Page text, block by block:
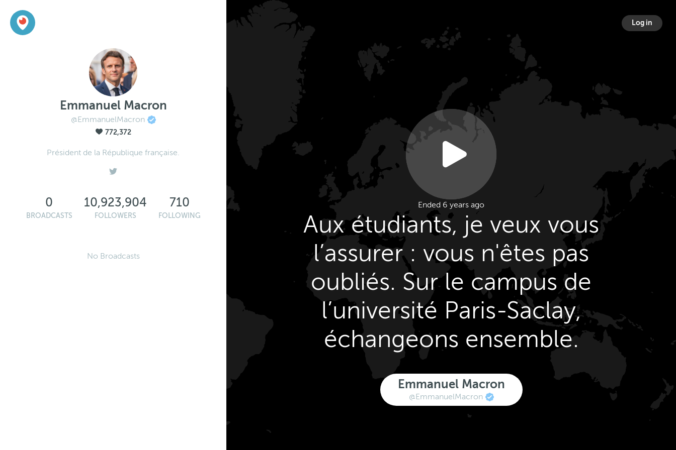
Emmanuel Macron
@EmmanuelMacron
772,372
Président de la République française.
0
BROADCASTS
10,923,904
FOLLOWERS
710
FOLLOWING
No Broadcasts
Ended 6 years ago
Aux étudiants, je veux vous
l’assurer : vous n'êtes pas
oubliés. Sur le campus de
l’université Paris-Saclay,
échangeons ensemble.
Emmanuel Macron
@EmmanuelMacron
Log in